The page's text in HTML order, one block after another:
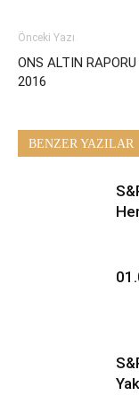
Önceki Yazı
ONS ALTIN
2016
BENZER YAZILAR